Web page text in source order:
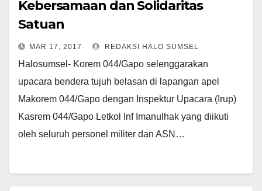
Kebersamaan dan Solidaritas
Satuan
MAR 17, 2017 REDAKSI HALO SUMSEL
Halosumsel- Korem 044/Gapo selenggarakan
upacara bendera tujuh belasan di lapangan apel
Makorem 044/Gapo dengan Inspektur Upacara (Irup)
Kasrem 044/Gapo Letkol Inf Imanulhak yang diikuti
oleh seluruh personel militer dan ASN…